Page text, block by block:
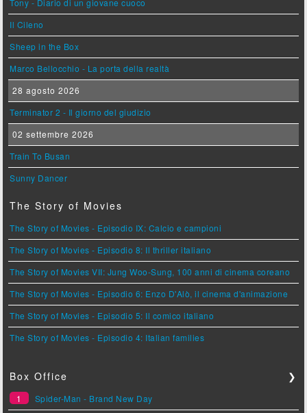
Tony - Diario di un giovane cuoco
Il Cileno
Sheep in the Box
Marco Bellocchio - La porta della realtà
28 agosto 2026
Terminator 2 - Il giorno del giudizio
02 settembre 2026
Train To Busan
Sunny Dancer
The Story of Movies
The Story of Movies - Episodio IX: Calcio e campioni
The Story of Movies - Episodio 8: Il thriller italiano
The Story of Movies VII: Jung Woo-Sung, 100 anni di cinema coreano
The Story of Movies - Episodio 6: Enzo D'Alò, il cinema d'animazione
The Story of Movies - Episodio 5: Il comico italiano
The Story of Movies - Episodio 4: Italian families
Box Office ❯
1
Spider-Man - Brand New Day